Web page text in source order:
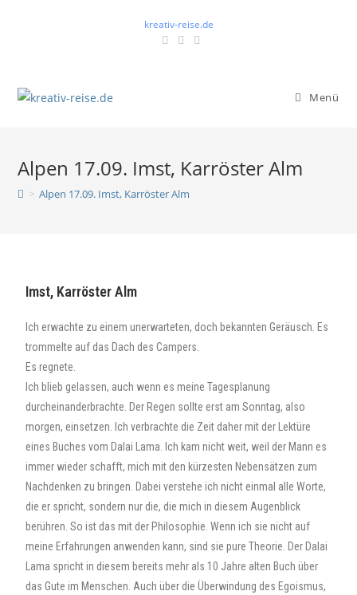
kreativ-reise.de
Menü
Alpen 17.09. Imst, Karröster Alm
> Alpen 17.09. Imst, Karröster Alm
Imst, Karröster Alm
Ich erwachte zu einem unerwarteten, doch bekannten Geräusch. Es
trommelte auf das Dach des Campers.
Es regnete.
Ich blieb gelassen, auch wenn es meine Tagesplanung
durcheinanderbrachte. Der Regen sollte erst am Sonntag, also
morgen, einsetzen. Ich verbrachte die Zeit daher mit der Lektüre
eines Buches vom Dalai Lama. Ich kam nicht weit, weil der Mann es
immer wieder schafft, mich mit den kürzesten Nebensätzen zum
Nachdenken zu bringen. Dabei verstehe ich nicht einmal alle Worte,
die er spricht, sondern nur die, die mich in diesem Augenblick
berühren. So ist das mit der Philosophie. Wenn ich sie nicht auf
meine Erfahrungen anwenden kann, sind sie pure Theorie. Der Dalai
Lama spricht in diesem bereits mehr als 10 Jahre alten Buch über
das Gute im Menschen. Auch über die Überwindung des Egoismus,